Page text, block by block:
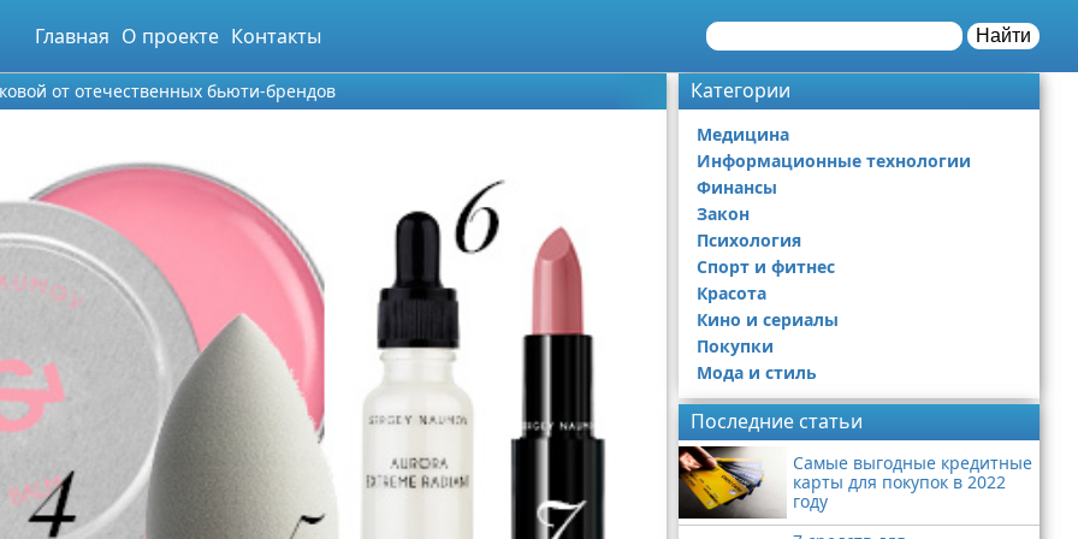
Главная О проекте Контакты Найти
от отечественных бьюти-брендов Категории
Медицина
Информационные технологии
Финансы
Закон
Психология
Спорт и фитнес
Красота
Кино и сериалы
Покупки
Мода и стиль
Последние статьи
Самые выгодные кредитные
карты для покупок в 2022
году